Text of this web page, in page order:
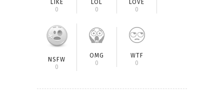
LIKE
0
LOL
0
LOVE
0
NSFW
0
OMG
0
WTF
0